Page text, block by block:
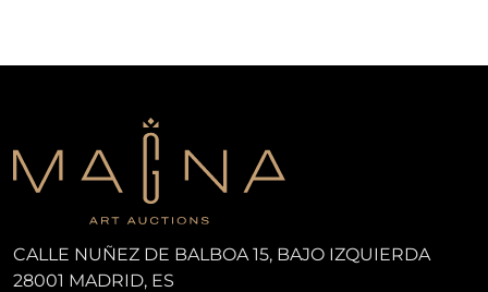
CALLE NUÑEZ DE BALBOA 15, BAJO IZQUIERDA
28001 MADRID, ES